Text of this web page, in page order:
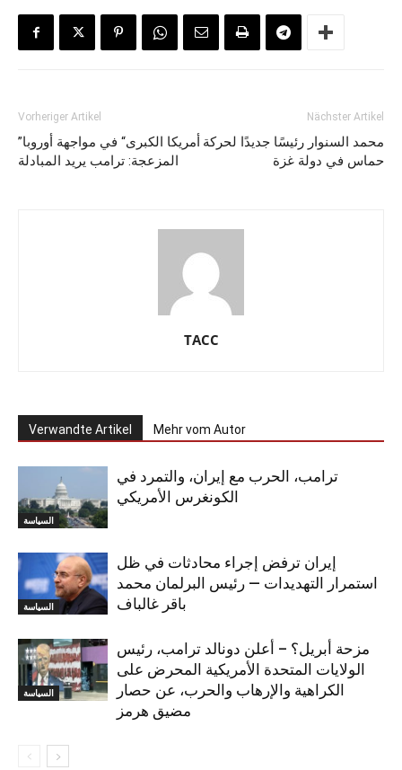
Vorheriger Artikel
”أمريكا الكبرى“ في مواجهة أوروبا
المزعجة: ترامب يريد المبادلة
Nächster Artikel
محمد السنوار رئيسًا جديدًا لحركة
حماس في دولة غزة
TACC
Verwandte Artikel Mehr vom Autor
السياسة
ترامب، الحرب مع إيران، والتمرد في
الكونغرس الأمريكي
السياسة
إيران ترفض إجراء محادثات في ظل
استمرار التهديدات — رئيس البرلمان محمد
باقر غالباف
السياسة
مزحة أبريل؟ – أعلن دونالد ترامب، رئيس
الولايات المتحدة الأمريكية المحرض على
الكراهية والإرهاب والحرب، عن حصار
مضيق هرمز